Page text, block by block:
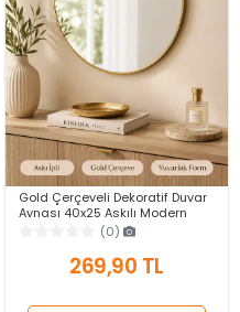
Gold Çerçeveli Dekoratif Duvar
Aynası 40x25 Askılı Modern
Salon Antre Banyo Yatak Odası
(0)
269,90 TL